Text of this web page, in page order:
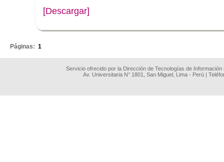
[Descargar]
Páginas: 1
Servicio ofrecido por la Dirección de Tecnologías de
Av. Universitaria N° 1801, San Miguel, Lima - Perú |